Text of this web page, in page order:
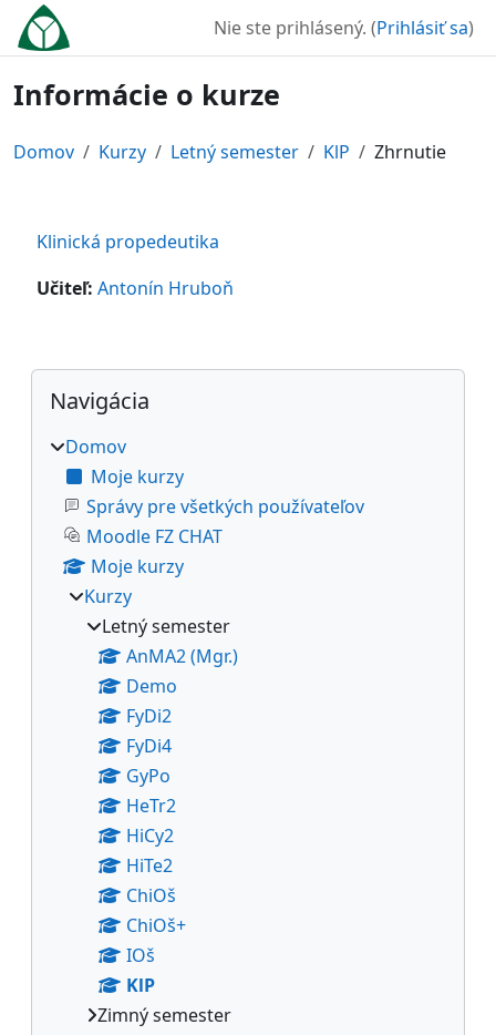
Preskočiť na hlavný obsah
Nie ste prihlásený. (Prihlásiť sa)
Informácie o kurze
Domov Kurzy Letný semester KlP Zhrnutie
Klinická propedeutika
Učiteľ: Antonín Hruboň
Bloky
Preskočiť Navigácia
Navigácia
Domov
Moje kurzy
Správy pre všetkých používateľov
Moodle FZ CHAT
Moje kurzy
Kurzy
Letný semester
AnMA2 (Mgr.)
Demo
FyDi2
FyDi4
GyPo
HeTr2
HiCy2
HiTe2
ChiOš
ChiOš+
IOš
KlP
Zimný semester